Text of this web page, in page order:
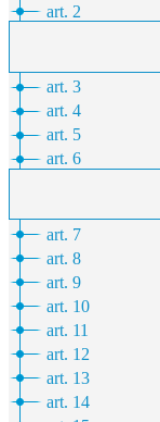
art. 2
art. 3
art. 4
art. 5
art. 6
art. 7
art. 8
art. 9
art. 10
art. 11
art. 12
art. 13
art. 14